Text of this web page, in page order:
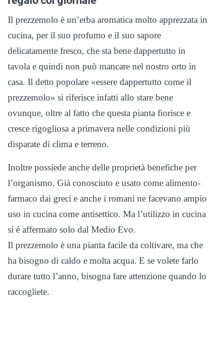
Il prezzemolo è un’erba aromatica molto apprezzata in
cucina, per il suo profumo e il suo sapore
delicatamente fresco, che sta bene dappertutto in
tavola e quindi non può mancare nel nostro orto in
casa. Il detto popolare «essere dappertutto come il
prezzemolo» si riferisce infatti allo stare bene
ovunque, oltre al fatto che questa pianta fiorisce e
cresce rigogliosa a primavera nelle condizioni più
disparate di clima e terreno.
Inoltre possiede anche delle proprietà benefiche per
l’organismo. Già conosciuto e usato come alimento-
farmaco dai greci e anche i romani ne facevano ampio
uso in cucina come antisettico. Ma l’utilizzo in cucina
si è affermato solo dal Medio Evo.
Il prezzemolo è una pianta facile da coltivare, ma che
ha bisogno di caldo e molta acqua. E se volete farlo
durare tutto l’anno, bisogna fare attenzione quando lo
raccogliete.